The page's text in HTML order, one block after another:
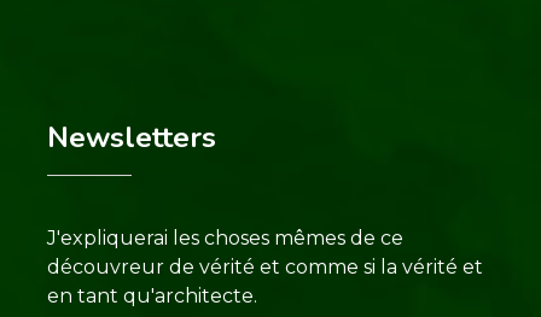
Newsletters
J'expliquerai les choses mêmes de ce
découvreur de vérité et comme si la vérité et
en tant qu'architecte.